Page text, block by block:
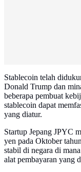
Stablecoin telah
Donald Trump dan
beberapa pembuat
stablecoin dapat
yang diatur.
Startup Jepang JPYC
yen pada Oktober
stabil di negara di
alat pembayaran yang